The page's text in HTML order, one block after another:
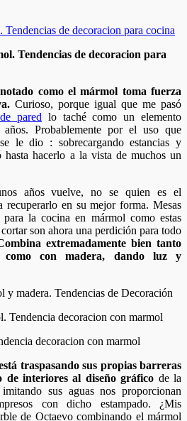
como el mármol toma fuerza
Curioso, porque igual que me pasó
pared lo taché como un elemento
años. Probablemente por el uso que
le dio : sobrecargando estancias y
hasta hacerlo a la vista de muchos un
años vuelve, no se quien es el
recuperarlo en su mejor forma. Mesas
la cocina en mármol como estas
son ahora una perdición para todo
extremadamente bien tanto
con madera, dando luz y
traspasando sus propias barreras
de interiores al diseño gráfico de la
sus aguas nos proporcionan
con dicho estampado. ¿Mis
de Octaevo combinando el mármol